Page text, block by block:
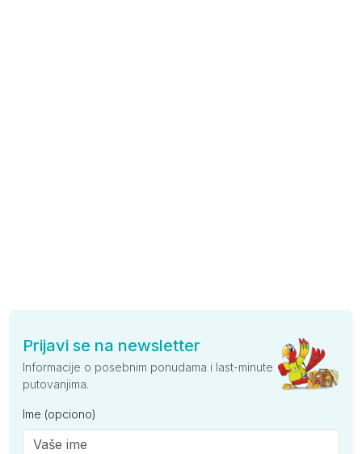
Prijavi se na newsletter
Informacije o posebnim ponudama i last-minute
putovanjima.
Ime (opciono)